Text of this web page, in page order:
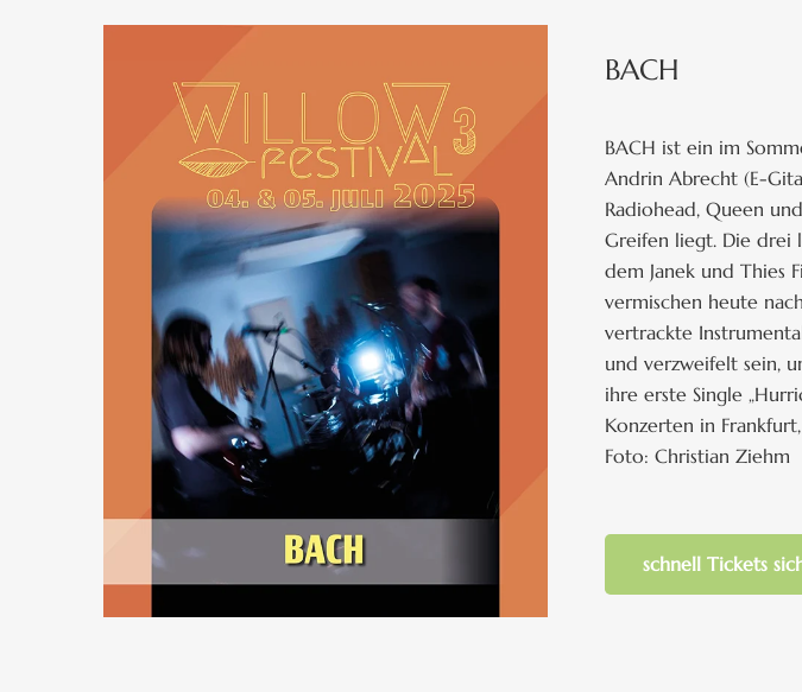
BACH
BACH ist ein im
Andrin Abrecht (E-
Radiohead, Queen
Greifen liegt. Die drei
dem Janek und Thies
vermischen heute
vertrackte
und verzweifelt sein,
ihre erste Single
Konzerten in
Foto: Christian Ziehm
schnell Tickets